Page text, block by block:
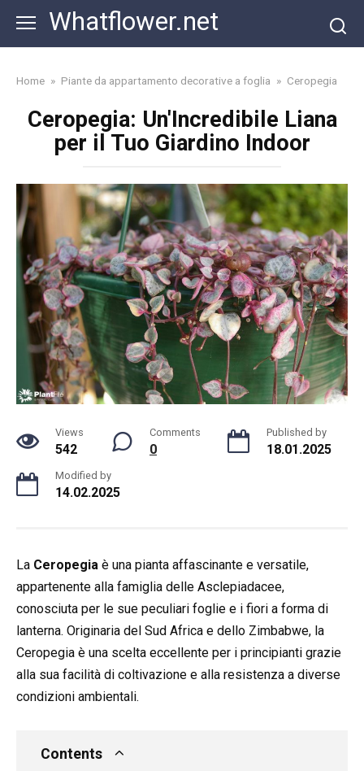
content
Whatflower.net
Home » Piante da appartamento decorative a foglia » Ceropegia
Ceropegia: Un'Incredibile Liana
per il Tuo Giardino Indoor
Views
542
Comments
0
Published by
18.01.2025
Modified by
14.02.2025
La Ceropegia è una pianta affascinante e versatile,
appartenente alla famiglia delle Asclepiadacee,
conosciuta per le sue peculiari foglie e i fiori a forma di
lanterna. Originaria del Sud Africa e dello Zimbabwe, la
Ceropegia è una scelta eccellente per i principianti grazie
alla sua facilità di coltivazione e alla resistenza a diverse
condizioni ambientali.
Contents